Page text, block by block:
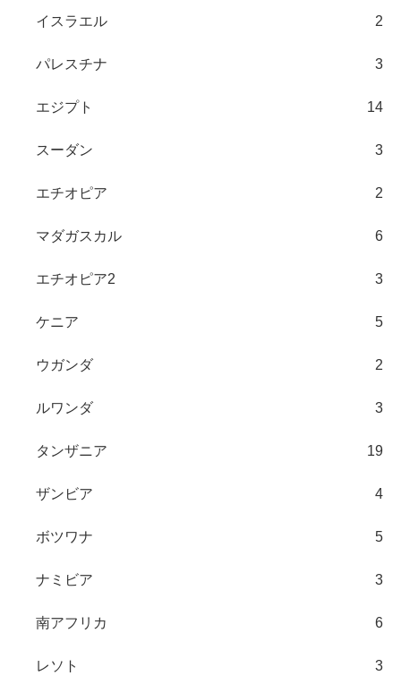
イスラエル 2
パレスチナ 3
エジプト 14
スーダン 3
エチオピア 2
マダガスカル 6
エチオピア2 3
ケニア 5
ウガンダ 2
ルワンダ 3
タンザニア 19
ザンビア 4
ボツワナ 5
ナミビア 3
南アフリカ 6
レソト 3